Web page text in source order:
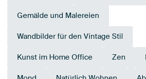
Gemälde und Malereien
Wandbilder für den Vintage Stil
Kunst im Home Office Zen